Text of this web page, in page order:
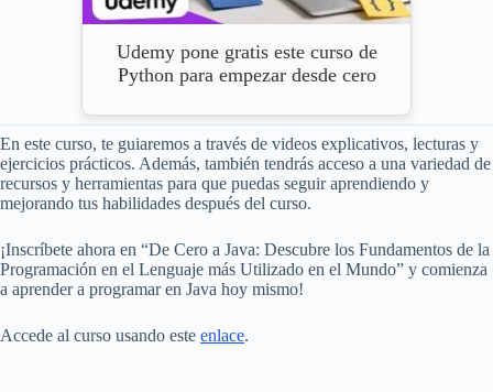
Udemy pone gratis este curso de
Python para empezar desde cero
En este curso, te guiaremos a través de videos explicativos, lecturas y
ejercicios prácticos. Además, también tendrás acceso a una variedad de
recursos y herramientas para que puedas seguir aprendiendo y
mejorando tus habilidades después del curso.
¡Inscríbete ahora en “De Cero a Java: Descubre los Fundamentos de la
Programación en el Lenguaje más Utilizado en el Mundo” y comienza
a aprender a programar en Java hoy mismo!
Accede al curso usando este enlace.